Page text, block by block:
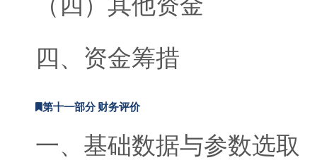
四、资金筹措
第十一部分 财务评价
一、基础数据与参数选取